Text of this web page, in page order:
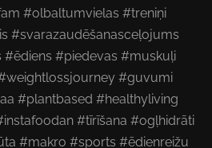
#olbaltumvielas #treniņi
#svarazaudēšanasceļojums
#ēdiens #piedevas #muskuļi
#guvumi
#plantbased #healthyliving
#tīrīšana #ogļhidrāti
#makro #sports #ēdienreižu